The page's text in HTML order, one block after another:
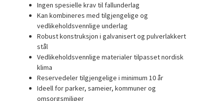
Ingen spesielle krav til fallunderlag
Kan kombineres med tilgjengelige og
vedlikeholdsvennlige underlag
Robust konstruksjon i galvanisert og pulverlakkert
stål
Vedlikeholdsvennlige materialer tilpasset nordisk
klima
Reservedeler tilgjengelige i minimum 10 år
Ideell for parker, sameier, kommuner og
omsorgsmiljøer